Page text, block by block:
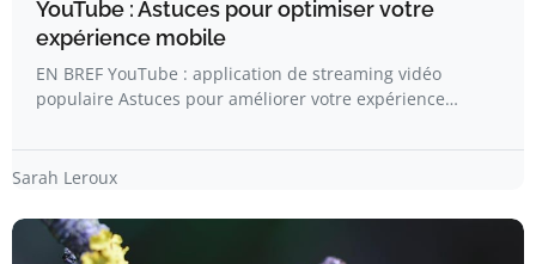
YouTube : Astuces pour optimiser votre
expérience mobile
EN BREF YouTube : application de streaming vidéo
populaire Astuces pour améliorer votre expérience…
Sarah Leroux